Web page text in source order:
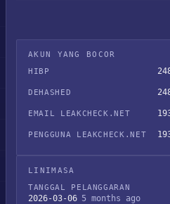
AKUN YANG BOCOR
HIBP
DEHASHED
EMAIL LEAKCHECK.NET
PENGGUNA LEAKCHECK.NET
LINIMASA
TANGGAL PELANGGARAN
2026-03-06 5 months ago